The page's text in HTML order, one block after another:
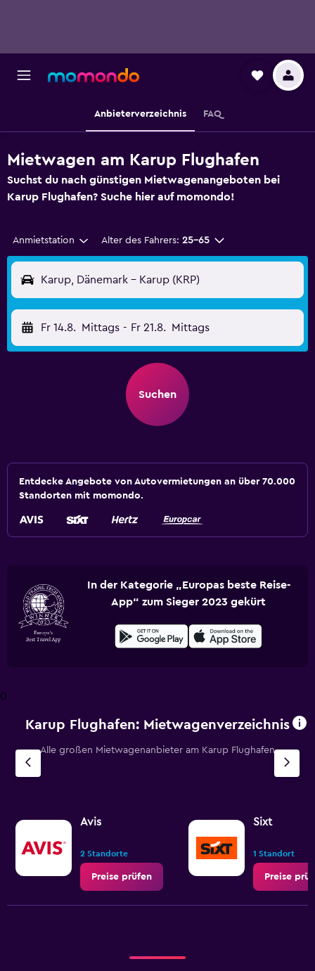
Anbieterverzeichnis FAQ
Mietwagen am Karup Flughafen
Suchst du nach günstigen Mietwagenangeboten bei
Karup Flughafen? Suche hier auf momondo!
Anmietstation Alter des Fahrers: 25-65
Karup, Dänemark - Karup (KRP)
Fr 14.8. Mittags - Fr 21.8. Mittags
Suchen
Entdecke Angebote von Autovermietungen an über 70.000
Standorten mit momondo.
In der Kategorie „Europas beste Reise-
App“ zum Sieger 2023 gekürt
0
Karup Flughafen: Mietwagenverzeichnis
Alle großen Mietwagenanbieter am Karup Flughafen
Avis
2 Standorte
Preise prüfen
Sixt
1 Standort
Preise